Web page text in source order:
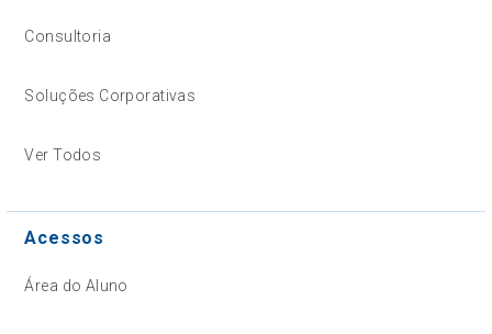
Consultoria
Soluções Corporativas
Ver Todos
Acessos
Área do Aluno